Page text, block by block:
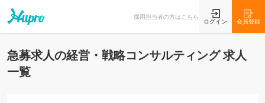
採用担当者の方はこちら
ログイン 会員登録
急募求人の経営・戦略コンサルティング 求人
一覧